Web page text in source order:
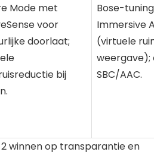
Mode met
voor
doorlaat;
bij
Bose-
Immersive
(virtuele
weergave);
SBC/AAC.
2 winnen op transparantie en